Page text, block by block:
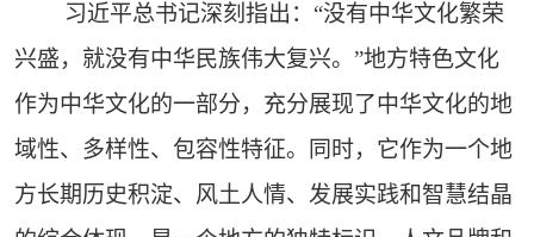
习近平总书记深刻指出：“没有中华文化繁荣
兴盛，就没有中华民族伟大复兴。”地方特色文化
作为中华文化的一部分，充分展现了中华文化的地
域性、多样性、包容性特征。同时，它作为一个地
方长期历史积淀、风土人情、发展实践和智慧结晶